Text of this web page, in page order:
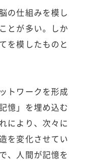
の仕組みを模し
とが多い。しか
を模したものと
トワークを形成
憶」を埋め込む
により、次々に
を変化させてい
、人間が記憶を